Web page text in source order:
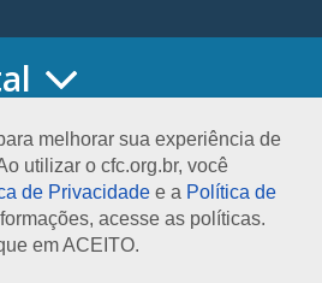
melhorar sua experiência de
utilizar o cfc.org.br, você
de Privacidade e a Política de
acesse as políticas.
em ACEITO.